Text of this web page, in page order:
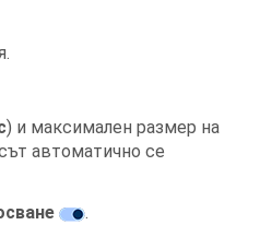
) и максимален размер на
автоматично се
.